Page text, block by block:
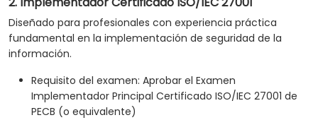
Diseñado para profesionales con experiencia práctica
fundamental en la implementación de seguridad de la
información.
Requisito del examen: Aprobar el Examen
Implementador Principal Certificado ISO/IEC 27001 de
PECB (o equivalente)